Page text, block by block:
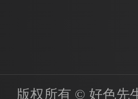
版权所有 © 好色先